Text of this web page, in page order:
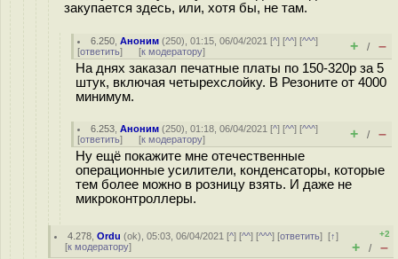
закупается здесь, или, хотя бы, не там.
6.250 ,Аноним (250), 01:15, 06/04/2021 [^] [^^] [^^^]
[ответить] [к модератору] + / –
На днях заказал печатные платы по 150-320р за 5
штук, включая четырехслойку. В Резоните от 4000
минимум.
6.253 ,Аноним (250), 01:18, 06/04/2021 [^] [^^] [^^^]
[ответить] [к модератору] + / –
Ну ещё покажите мне отечественные
операционные усилители, конденсаторы, которые
тем более можно в розницу взять. И даже не
микроконтроллеры.
4.278 ,Ordu (ok), 05:03, 06/04/2021 [^] [^^] [^^^] [ответить][↑]
[к модератору]
+2
+ / –